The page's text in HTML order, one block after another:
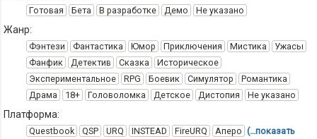
Готовая Бета В разработке Демо Не указано
Жанр:
Фэнтези Фантастика Юмор Приключения Мистика
Ужасы
Фанфик
Детектив Сказка
Историческое
Экспериментальное
RPG Боевик Симулятор
Романтика
Драма
18+ Головоломка Детское Дистопия Не указано
Платформа:
Questbook QSP URQ INSTEAD FireURQ Аперо (…показать